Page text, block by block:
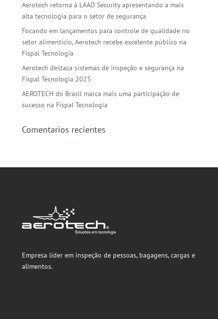
Aerotech retorna à LAAD Security apresentando a mais
alta tecnologia para o setor de segurança
Focando em lançamentos para controle de qualidade no
setor alimentício, Aerotech recebe excelente público na
Fispal Tecnologia
Aerotech destaca sistemas de inspeção e segurança na
Fispal Tecnologia 2025
AEROTECH do Brasil marca mais uma participação de
sucesso na Fispal Tecnologia
Comentarios recientes
Empresa líder em inspeção de pessoas, bagagens, cargas e
alimentos.